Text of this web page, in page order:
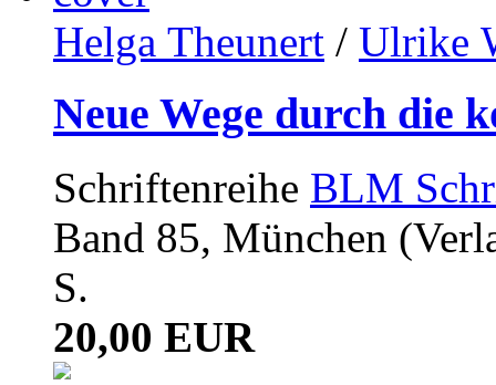
Helga Theunert / Ulrike
Neue Wege durch die
Schriftenreihe BLM
Band 85, München
S.
20,00 EUR